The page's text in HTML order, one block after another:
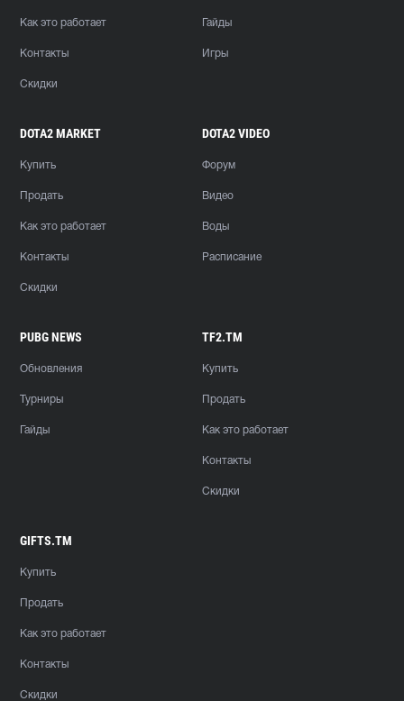
Как это работает
Контакты
Скидки
Гайды
Игры
DOTA2 MARKET
Купить
Продать
Как это работает
Контакты
Скидки
DOTA2 VIDEO
Форум
Видео
Воды
Расписание
PUBG NEWS
Обновления
Турниры
Гайды
TF2.TM
Купить
Продать
Как это работает
Контакты
Скидки
GIFTS.TM
Купить
Продать
Как это работает
Контакты
Скидки